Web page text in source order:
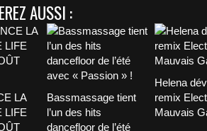
AUSSI :
LA
LIFE
Bassmassage tient
l’un des hits
dancefloor de l’été
Helena
remix
Mauvais